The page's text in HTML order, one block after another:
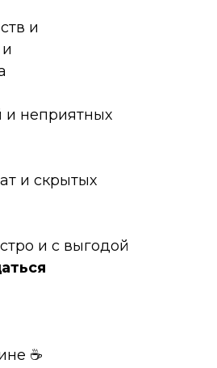
и
и неприятных
и скрытых
и с выгодой
☕